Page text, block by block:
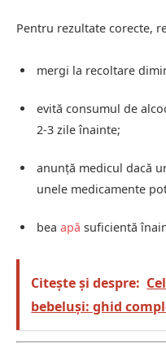
Pentru rezultate corecte,
mergi la recoltare
evită consumul de
2-3 zile înainte;
anunță medicul dacă
unele medicamente
bea apă suficientă
Citește și despre:
bebeluși: ghid